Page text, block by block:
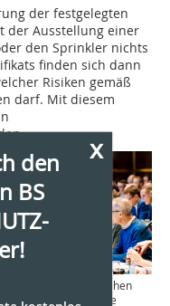
der festgelegten
der Ausstellung einer
den Sprinkler nichts
finden sich dann
Risiken gemäß
darf. Mit diesem
Brandschutztage ziehen
wieder jedes Jahr viele
x
den
BS